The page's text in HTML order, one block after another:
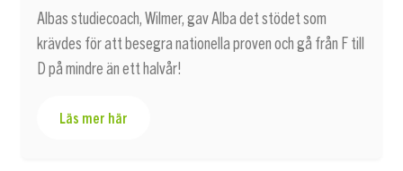
Albas studiecoach, Wilmer, gav Alba det stödet som
krävdes för att besegra nationella proven och gå från F till
D på mindre än ett halvår!
Läs mer här